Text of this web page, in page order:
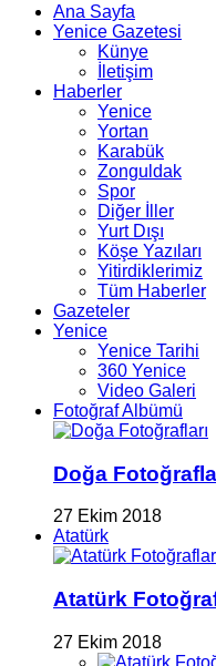
Ana Sayfa
Yenice Gazetesi
Künye
İletişim
Haberler
Yenice
Yortan
Karabük
Zonguldak
Spor
Diğer İller
Yurt Dışı
Köşe Yazıları
Yitirdiklerimiz
Tüm Haberler
Gazeteler
Yenice
Yenice Tarihi
360 Yenice
Video Galeri
Fotoğraf Albümü
Doğa
27 Ekim 2018
Atatürk
Atatürk
27 Ekim 2018